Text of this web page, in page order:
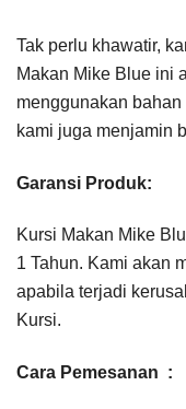
Tak perlu khawatir,
Makan Mike Blue ini
menggunakan
kami juga menjamin
Garansi Produk:
Kursi Makan Mike
1 Tahun. Kami akan
apabila terjadi
Kursi.
Cara Pemesanan :